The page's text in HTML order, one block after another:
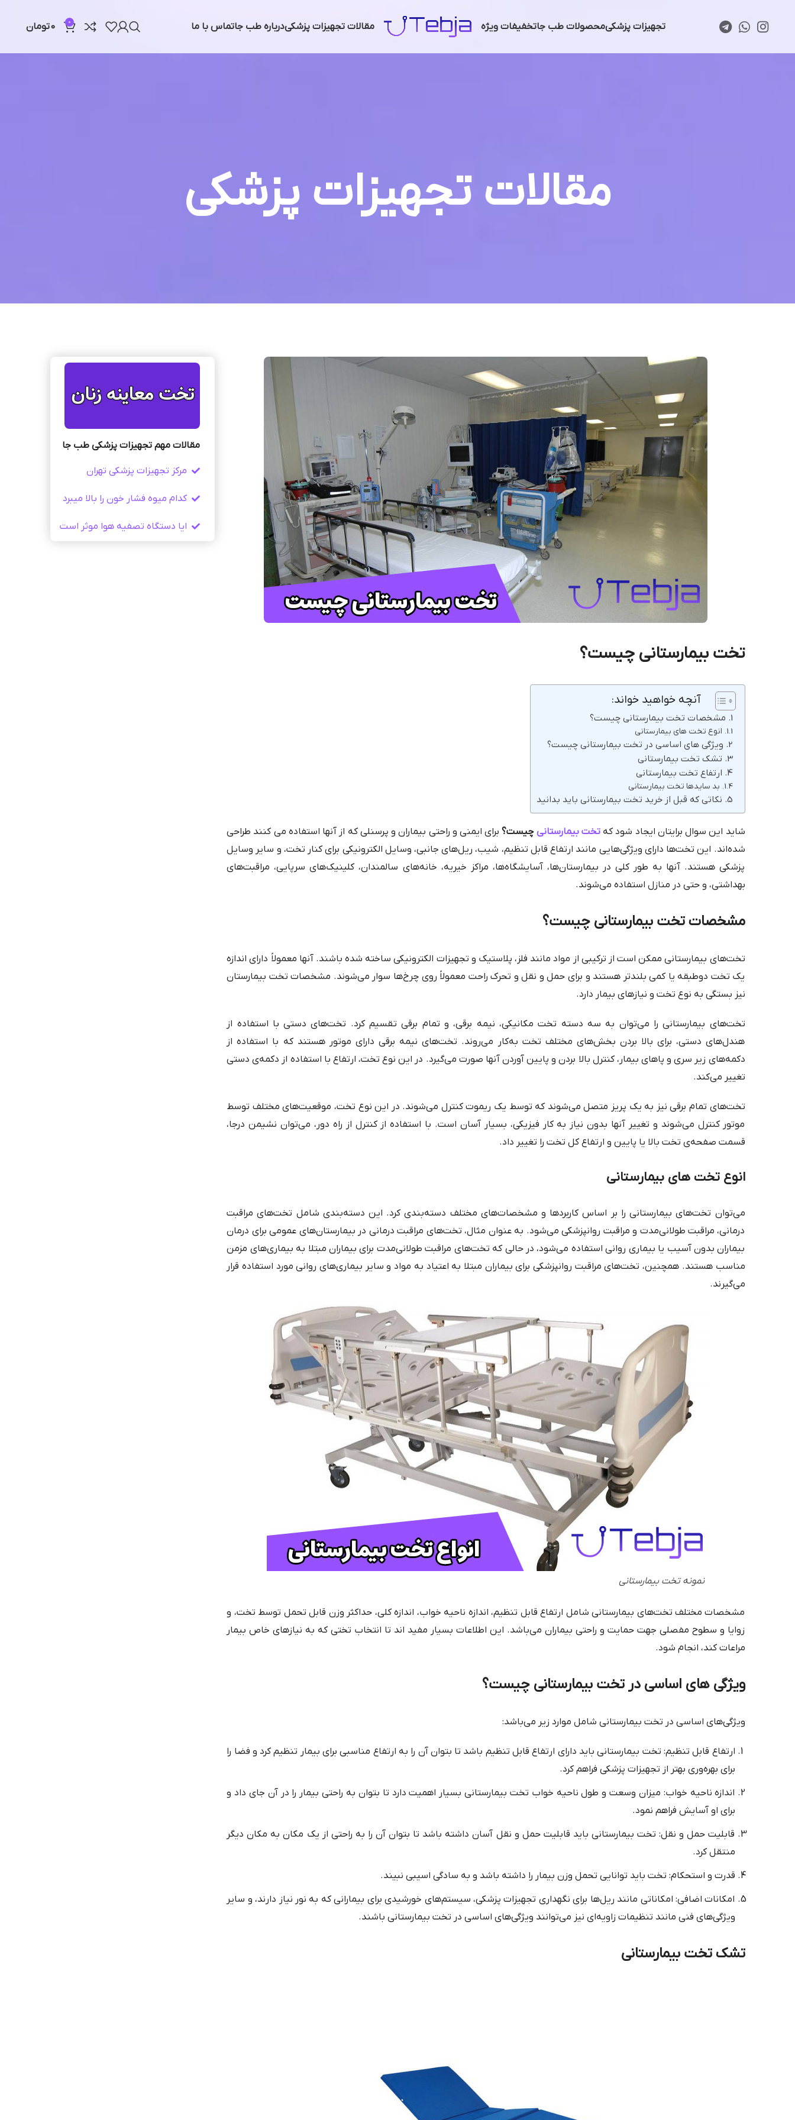
تجهیزات پزشکیمحصولات طب جاتخفیفات ویژه مقالات تجهیزات پزشکیدرباره طب جاتماس با ما 0
0تومان
مقالات تجهیزات پزشکی
تخت بیمارستانی چیست؟
آنچه خواهید خواند:
مشخصات تخت بیمارستانی چیست؟
انوع تخت های بیمارستانی
ویژگی های اساسی در تخت بیمارستانی چیست؟
تشک تخت بیمارستانی
ارتفاع تخت بیمارستانی
بد سایدها تخت بیمارستانی
نکاتی که قبل از خرید تخت بیمارستانی باید بدانید
شاید این سوال برایتان ایجاد شود که تخت بیمارستانی چیست؟برای ایمنی و راحتی بیماران و پرسنلی که از آنها استفاده می کنند طراحی
شده‌اند. این تخت‌ها دارای ویژگی‌هایی مانند ارتفاع قابل تنظیم، شیب، ریل‌های جانبی، وسایل الکترونیکی برای کنار تخت، و سایر وسایل
پزشکی هستند. آنها به طور کلی در بیمارستان‌ها، آسایشگاه‌ها، مراکز خیریه، خانه‌های سالمندان، کلینیک‌های سرپایی، مراقبت‌های
بهداشتی، و حتی در منازل استفاده می‌شوند.
مشخصات تخت بیمارستانی چیست؟
تخت‌های بیمارستانی ممکن است از ترکیبی از مواد مانند فلز، پلاستیک و تجهیزات الکترونیکی ساخته شده باشند. آنها معمولاً دارای اندازه
یک تخت دوطبقه یا کمی بلندتر هستند و برای حمل و نقل و تحرک راحت معمولاً روی چرخ‌ها سوار می‌شوند. مشخصات تخت بیمارستان
نیز بستگی به نوع تخت و نیازهای بیمار دارد.
تخت‌های بیمارستانی را می‌توان به سه دسته تخت مکانیکی، نیمه برقی، و تمام برقی تقسیم کرد. تخت‌های دستی با استفاده از
هندل‌های دستی، برای بالا بردن بخش‌های مختلف تخت به‌کار می‌روند. تخت‌های نیمه برقی دارای موتور هستند که با استفاده از
دکمه‌های زیر سری و پاهای بیمار، کنترل بالا بردن و پایین آوردن آنها صورت می‌گیرد. در این نوع تخت، ارتفاع با استفاده از دکمه‌ی دستی
تغییر می‌کند.
تخت‌های تمام برقی نیز به یک پریز متصل می‌شوند که توسط یک ریموت کنترل می‌شوند. در این نوع تخت، موقعیت‌های مختلف توسط
موتور کنترل می‌شوند و تغییر آنها بدون نیاز به کار فیزیکی، بسیار آسان است. با استفاده از کنترل از راه دور، می‌توان نشیمن درجا،
قسمت صفحه‌ی تخت بالا یا پایین و ارتفاع کل تخت را تغییر داد.
انوع تخت های بیمارستانی
می‌توان تخت‌های بیمارستانی را بر اساس کاربردها و مشخصات‌های مختلف دسته‌بندی کرد. این دسته‌بندی شامل تخت‌های مراقبت
درمانی، مراقبت طولانی‌مدت و مراقبت روانپزشکی می‌شود. به عنوان مثال، تخت‌های مراقبت درمانی در بیمارستان‌های عمومی برای درمان
بیماران بدون آسیب یا بیماری روانی استفاده می‌شود، در حالی که تخت‌های مراقبت طولانی‌مدت برای بیماران مبتلا به بیماری‌های مزمن
مناسب هستند. همچنین، تخت‌های مراقبت روانپزشکی برای بیماران مبتلا به اعتیاد به مواد و سایر بیماری‌های روانی مورد استفاده قرار
می‌گیرند.
نمونه تخت بیمارستانی
مشخصات مختلف تخت‌های بیمارستانی شامل ارتفاع قابل تنظیم، اندازه ناحیه خواب، اندازه کلی، حداکثر وزن قابل تحمل توسط تخت، و
زوایا و سطوح مفصلی جهت حمایت و راحتی بیماران می‌باشد. این اطلاعات بسیار مفید اند تا انتخاب تختی که به نیازهای خاص بیمار
مراعات کند، انجام شود.
ویژگی های اساسی در تخت بیمارستانی چیست؟
ویژگی‌های اساسی در تخت بیمارستانی شامل موارد زیر می‌باشد:
ارتفاع قابل تنظیم: تخت بیمارستانی باید دارای ارتفاع قابل تنظیم باشد تا بتوان آن را به ارتفاع مناسبی برای بیمار تنظیم کرد و فضا را
برای بهره‌وری بهتر از تجهیزات پزشکی فراهم کرد.
اندازه ناحیه خواب: میزان وسعت و طول ناحیه خواب تخت بیمارستانی بسیار اهمیت دارد تا بتوان به راحتی بیمار را در آن جای داد و
برای او آسایش فراهم نمود.
قابلیت حمل و نقل: تخت بیمارستانی باید قابلیت حمل و نقل آسان داشته باشد تا بتوان آن را به راحتی از یک مکان به مکان دیگر
منتقل کرد.
قدرت و استحکام: تخت باید توانایی تحمل وزن بیمار را داشته باشد و به سادگی اسیبی نبیند.
امکانات اضافی: امکاناتی مانند ریل‌ها برای نگهداری تجهیزات پزشکی، سیستم‌های خورشیدی برای بیمارانی که به نور نیاز دارند، و سایر
ویژگی‌های فنی مانند تنظیمات زاویه‌ای نیز می‌توانند ویژگی‌های اساسی در تخت بیمارستانی باشند.
تشک تخت بیمارستانی
مقالات مهم تجهیزات پزشکی طب جا
مرکز تجهیزات پزشکی تهران
کدام میوه فشار خون را بالا میبرد
ایا دستگاه تصفیه هوا موثر است